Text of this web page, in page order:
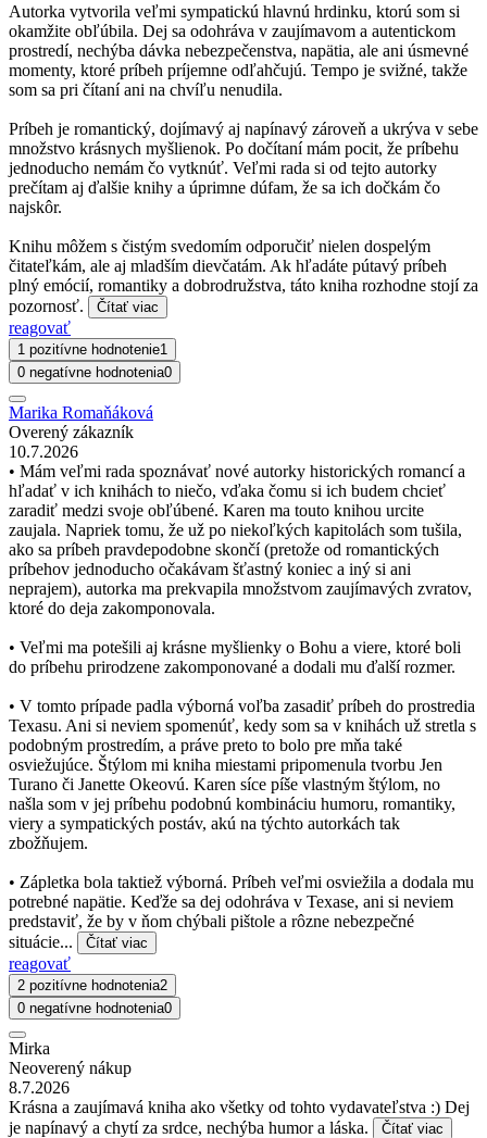
Autorka vytvorila veľmi sympatickú hlavnú hrdinku, ktorú som si
okamžite obľúbila. Dej sa odohráva v zaujímavom a autentickom
prostredí, nechýba dávka nebezpečenstva, napätia, ale ani úsmevné
momenty, ktoré príbeh príjemne odľahčujú. Tempo je svižné, takže
som sa pri čítaní ani na chvíľu nenudila.
Príbeh je romantický, dojímavý aj napínavý zároveň a ukrýva v sebe
množstvo krásnych myšlienok. Po dočítaní mám pocit, že príbehu
jednoducho nemám čo vytknúť. Veľmi rada si od tejto autorky
prečítam aj ďalšie knihy a úprimne dúfam, že sa ich dočkám čo
najskôr.
Knihu môžem s čistým svedomím odporučiť nielen dospelým
čitateľkám, ale aj mladším dievčatám. Ak hľadáte pútavý príbeh
plný emócií, romantiky a dobrodružstva, táto kniha rozhodne stojí za
pozornosť.
Čítať viac
reagovať
1 pozitívne hodnotenie1
0 negatívne hodnotenia0
Marika Romaňáková
Overený zákazník
10.7.2026
• Mám veľmi rada spoznávať nové autorky historických romancí a
hľadať v ich knihách to niečo, vďaka čomu si ich budem chcieť
zaradiť medzi svoje obľúbené. Karen ma touto knihou urcite
zaujala. Napriek tomu, že už po niekoľkých kapitolách som tušila,
ako sa príbeh pravdepodobne skončí (pretože od romantických
príbehov jednoducho očakávam šťastný koniec a iný si ani
neprajem), autorka ma prekvapila množstvom zaujímavých zvratov,
ktoré do deja zakomponovala.
• Veľmi ma potešili aj krásne myšlienky o Bohu a viere, ktoré boli
do príbehu prirodzene zakomponované a dodali mu ďalší rozmer.
• V tomto prípade padla výborná voľba zasadiť príbeh do prostredia
Texasu. Ani si neviem spomenúť, kedy som sa v knihách už stretla s
podobným prostredím, a práve preto to bolo pre mňa také
osviežujúce. Štýlom mi kniha miestami pripomenula tvorbu Jen
Turano či Janette Okeovú. Karen síce píše vlastným štýlom, no
našla som v jej príbehu podobnú kombináciu humoru, romantiky,
viery a sympatických postáv, akú na týchto autorkách tak
zbožňujem.
• Zápletka bola taktiež výborná. Príbeh veľmi osviežila a dodala mu
potrebné napätie. Keďže sa dej odohráva v Texase, ani si neviem
predstaviť, že by v ňom chýbali pištole a rôzne nebezpečné
situácie...
Čítať viac
reagovať
2 pozitívne hodnotenia2
0 negatívne hodnotenia0
Mirka
Neoverený nákup
8.7.2026
Krásna a zaujímavá kniha ako všetky od tohto vydavateľstva :) Dej
je napínavý a chytí za srdce, nechýba humor a láska.
Čítať viac